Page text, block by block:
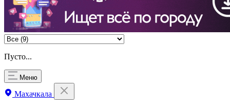
Пусто...
Меню
Махачкала